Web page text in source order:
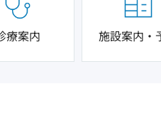
療案内 施設案内・